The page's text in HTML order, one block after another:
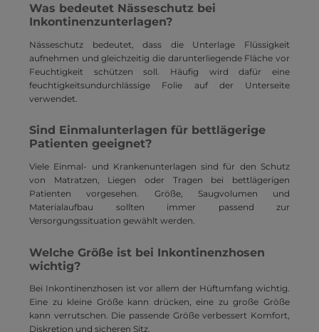
Was bedeutet Nässeschutz bei
Inkontinenzunterlagen?
Nässeschutz bedeutet, dass die Unterlage Flüssigkeit
aufnehmen und gleichzeitig die darunterliegende Fläche vor
Feuchtigkeit schützen soll. Häufig wird dafür eine
feuchtigkeitsundurchlässige Folie auf der Unterseite
verwendet.
Sind Einmalunterlagen für bettlägerige
Patienten geeignet?
Viele Einmal- und Krankenunterlagen sind für den Schutz
von Matratzen, Liegen oder Tragen bei bettlägerigen
Patienten vorgesehen. Größe, Saugvolumen und
Materialaufbau sollten immer passend zur
Versorgungssituation gewählt werden.
Welche Größe ist bei Inkontinenzhosen
wichtig?
Bei Inkontinenzhosen ist vor allem der Hüftumfang wichtig.
Eine zu kleine Größe kann drücken, eine zu große Größe
kann verrutschen. Die passende Größe verbessert Komfort,
Diskretion und sicheren Sitz.